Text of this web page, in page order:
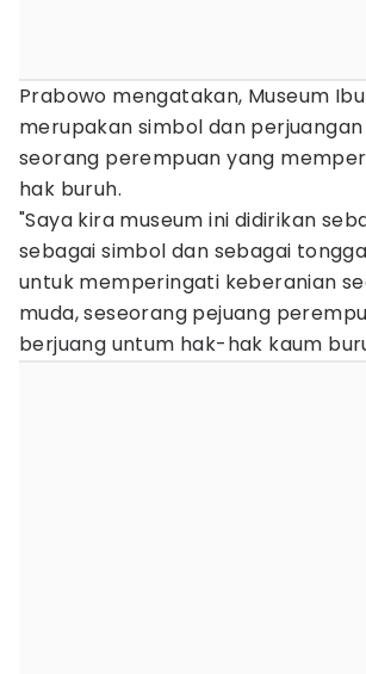
Prabowo mengatakan, Museum
merupakan simbol dan
seorang perempuan yang
hak buruh.
"Saya kira museum ini didirikan
sebagai simbol dan sebagai
untuk memperingati keberanian
muda, seseorang pejuang
berjuang untum hak-hak kaum